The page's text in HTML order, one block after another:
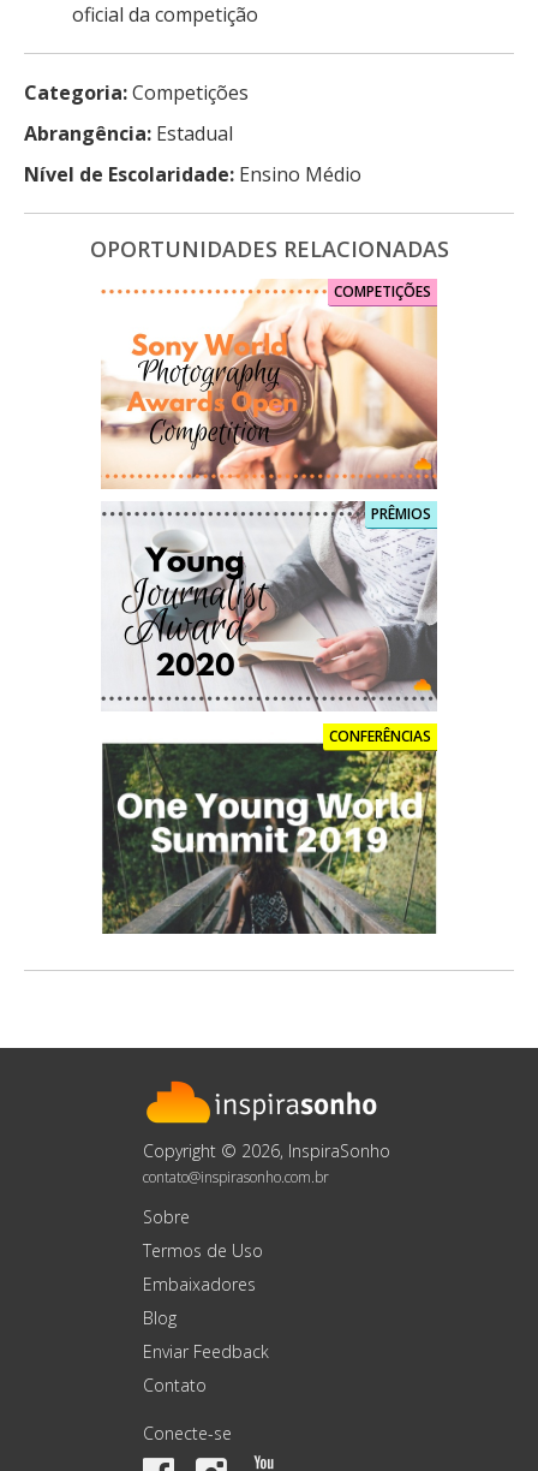
oficial da competição
Categoria:Competições
Abrangência: Estadual
Nível de Escolaridade: Ensino Médio
OPORTUNIDADES RELACIONADAS
COMPETIÇÕES
PRÊMIOS
CONFERÊNCIAS
Copyright © 2026, InspiraSonho
contato@inspirasonho.com.br
Sobre
Termos de Uso
Embaixadores
Blog
Enviar Feedback
Contato
Conecte-se